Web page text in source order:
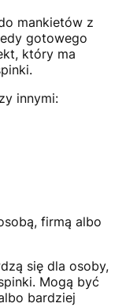
mankietów z
gotowego
który ma
innymi:
firmą albo
się dla osoby,
Mogą być
bardziej